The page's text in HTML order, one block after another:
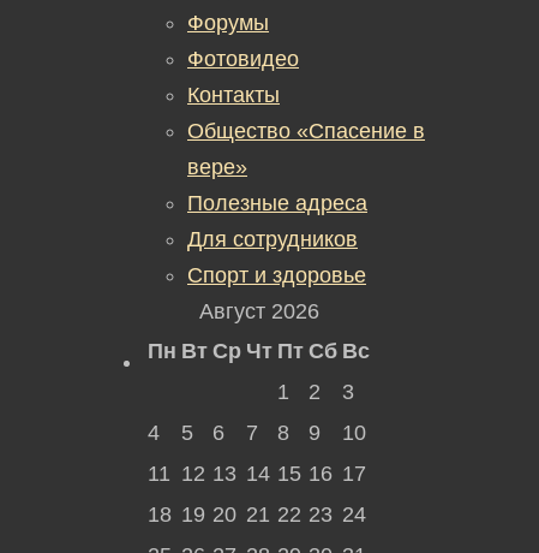
Форумы
Фотовидео
Контакты
Общество «Спасение в
вере»
Полезные адреса
Для сотрудников
Спорт и здоровье
Август 2026
Пн Вт Ср Чт Пт Сб Вс
1
2
3
4
5 6 7 8 9
10
11 12 13 14 15 16 17
18 19 20 21 22 23 24